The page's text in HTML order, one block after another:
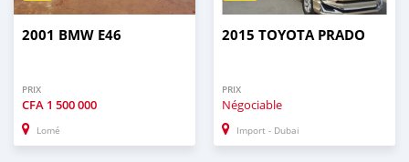
2001 BMW E46
PRIX
CFA 1 500 000
Lomé
2015 TOYOTA PRADO
PRIX
Négociable
Import - Dubai